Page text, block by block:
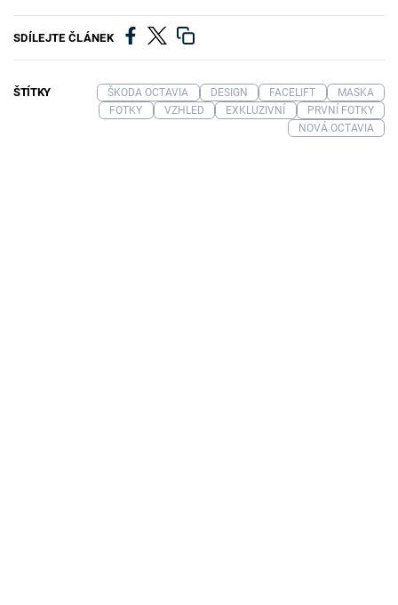
SDÍLEJTE ČLÁNEK
ŠTÍTKY ŠKODA OCTAVIA DESIGN FACELIFT
MASKA
FOTKY
VZHLED EXKLUZIVNÍ
PRVNÍ FOTKY
NOVÁ OCTAVIA